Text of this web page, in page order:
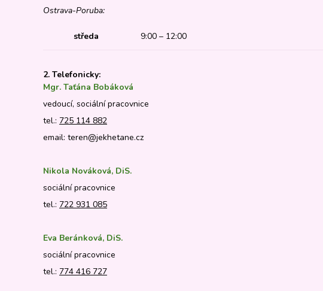
Ostrava-Poruba:
středa 9:00 – 12:00
2. Telefonicky:
Mgr. Taťána Bobáková
vedoucí, sociální pracovnice
tel.: 725 114 882
email: teren@jekhetane.cz
Nikola Nováková, DiS.
sociální pracovnice
tel.: 722 931 085
Eva Beránková, DiS.
sociální pracovnice
tel.: 774 416 727